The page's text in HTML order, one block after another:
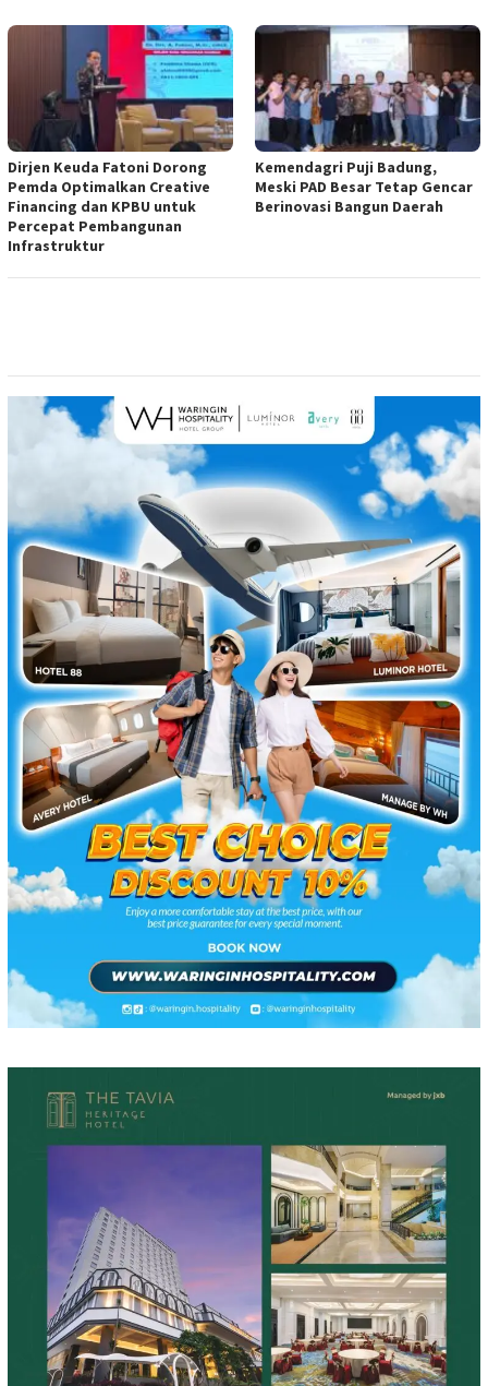
Dirjen Keuda Fatoni Dorong
Pemda Optimalkan Creative
Financing dan KPBU untuk
Percepat Pembangunan
Infrastruktur
Kemendagri Puji Badung,
Meski PAD Besar Tetap Gencar
Berinovasi Bangun Daerah